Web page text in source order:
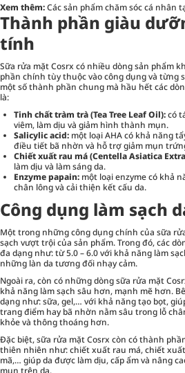
Xem thêm:Các sản phẩm chăm sóc cá nhân
Thành phần giàu
tính
Sữa rửa mặt Cosrx có nhiều dòng sản phẩm
phần chính tùy thuộc vào công dụng và từng
một số thành phần chung mà hầu hết các
là:
Tinh chất tràm trà (Tea Tree Leaf Oil):có
viêm, làm dịu và giảm hình thành mụn.
Salicylic acid: một loại AHA có khả năng
điều tiết bã nhờn và hỗ trợ giảm mụn
Chiết xuất rau má (Centella Asiatica
làm dịu và làm sáng da.
Enzyme papain: một loại enzyme có khả
chân lông và cải thiện kết cấu da.
Công dụng làm sạch
Một trong những công dụng chính của sữa
sạch vượt trội của sản phẩm. Trong đó, các
đa dạng như: từ 5.0 – 6.0 với khả năng làm
những làn da tương đối nhạy cảm.
Ngoài ra, còn có những dòng sữa rửa mặt
khả năng làm sạch sâu hơn, mạnh mẽ hơn.
dạng như: sữa, gel,… với khả năng tạo bọt,
trang điểm hay bã nhờn nằm sâu trong lỗ
khỏe và thông thoáng hơn.
Đặc biệt, sữa rửa mặt Cosrx còn có thành
thiên nhiên như: chiết xuất rau má, chiết
mã,… giúp da được làm dịu, cấp ẩm và nâng
mụn trên da.